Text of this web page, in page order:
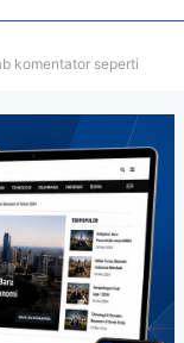
komentator seperti